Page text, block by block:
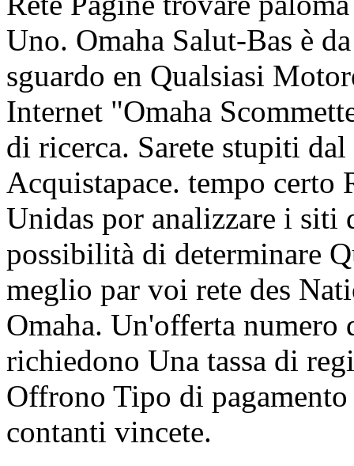
Uno. Omaha Salut-Bas è
sguardo en Qualsiasi
Internet "Omaha
di ricerca. Sarete stupiti
Acquistapace. tempo certo
Unidas por analizzare i
possibilità di determinare
meglio par voi rete des
Omaha. Un'offerta
richiedono Una tassa di
Offrono Tipo di
contanti vincete.